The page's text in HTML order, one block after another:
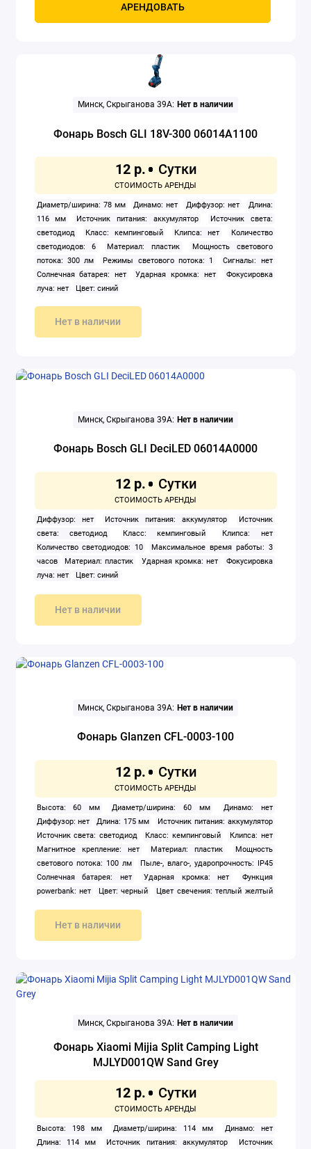
АРЕНДОВАТЬ
Минск, Скрыганова 39А: Нет в наличии
Фонарь Bosch GLI 18V-300 06014A1100
12 р.
Диаметр/ширина: 78 мм Динамо: нет Диффузор: нет
Длина:
116 мм
Источник питания: аккумулятор
Источник света:
светодиод
Класс: кемпинговый Клипса: нет
Количество
светодиодов: 6
Материал: пластик
Мощность светового
потока: 300 лм
Режимы светового потока: 1
Сигналы: нет
Солнечная батарея: нет
Ударная кромка: нет
Фокусировка
луча: нет
Цвет: синий
Нет в наличии
Минск, Скрыганова 39А: Нет в наличии
Фонарь Bosch GLI DeciLED 06014A0000
12 р.
Диффузор: нет Источник питания: аккумулятор
Источник
света: светодиод
Класс: кемпинговый
Клипса: нет
Количество светодиодов: 10
Максимальное время работы: 3
часов
Материал: пластик Ударная кромка: нет
Фокусировка
луча: нет
Цвет: синий
Нет в наличии
Минск, Скрыганова 39А: Нет в наличии
Фонарь Glanzen CFL-0003-100
12 р.
Высота: 60 мм Диаметр/ширина: 60 мм
Динамо: нет
Диффузор: нет
Длина: 175 мм
Источник питания: аккумулятор
Источник света: светодиод
Класс: кемпинговый
Клипса: нет
Магнитное крепление: нет
Материал: пластик
Мощность
светового потока: 100 лм
Пыле-, влаго-, ударопрочность: IP45
Солнечная батарея: нет
Ударная кромка: нет
Функция
powerbank: нет
Цвет: черный
Цвет свечения: теплый желтый
Нет в наличии
Минск, Скрыганова 39А: Нет в наличии
Фонарь Xiaomi Mijia Split Camping Light
MJLYD001QW Sand Grey
12 р.
Высота: 198 мм Диаметр/ширина: 114 мм
Динамо: нет
Длина: 114 мм
Источник питания: аккумулятор Источник